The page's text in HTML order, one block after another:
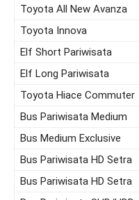
Toyota All New Avanza
Toyota Innova
Elf Short Pariwisata
Elf Long Pariwisata
Toyota Hiace Commuter
Bus Pariwisata Medium
Bus Medium Exclusive
Bus Pariwisata HD Setra
Bus Pariwisata HD Setra